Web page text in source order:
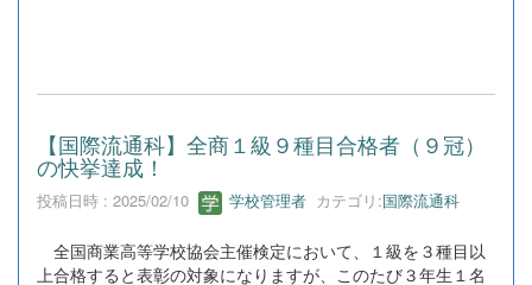
【国際流通科】全商１級９種目合格者（９冠）
の快挙達成！
投稿日時 : 2025/02/10 学校管理者 カテゴリ:国際流通科
全国商業高等学校協会主催検定において、１級を３種目以
上合格すると表彰の対象になりますが、このたび３年生１名